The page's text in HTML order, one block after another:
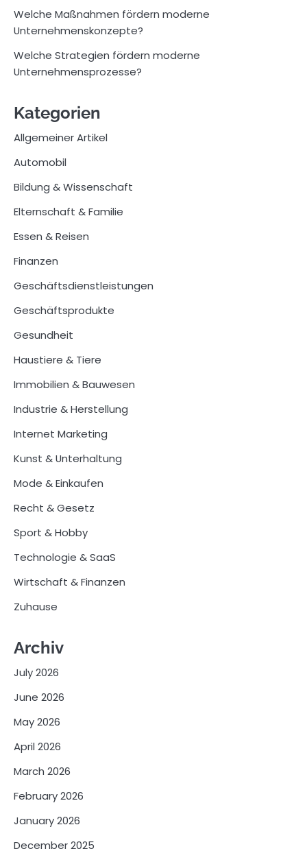
Welche Maßnahmen fördern moderne
Unternehmenskonzepte?
Welche Strategien fördern moderne
Unternehmensprozesse?
Kategorien
Allgemeiner Artikel
Automobil
Bildung & Wissenschaft
Elternschaft & Familie
Essen & Reisen
Finanzen
Geschäftsdienstleistungen
Geschäftsprodukte
Gesundheit
Haustiere & Tiere
Immobilien & Bauwesen
Industrie & Herstellung
Internet Marketing
Kunst & Unterhaltung
Mode & Einkaufen
Recht & Gesetz
Sport & Hobby
Technologie & SaaS
Wirtschaft & Finanzen
Zuhause
Archiv
July 2026
June 2026
May 2026
April 2026
March 2026
February 2026
January 2026
December 2025